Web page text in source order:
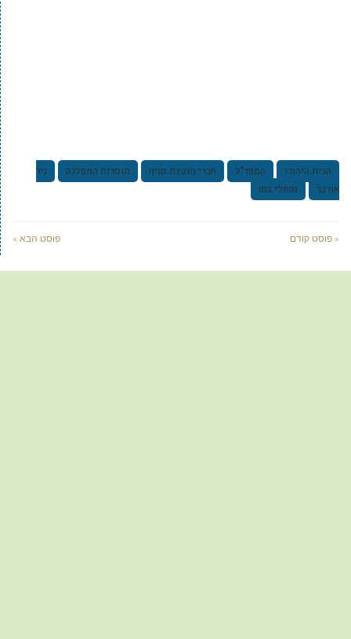
הבית היהודי המפד"ל חברי מועצת סניף מוסדות המפלגה
ניר
אורבך
נפתלי בנט
« פוסט קודם פוסט הבא »